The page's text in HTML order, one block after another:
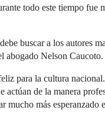
todo este tiempo fue
buscar a los autores
abogado Nelson Caucoto.
para la cultura
actúan de la manera
mucho más esperanzado